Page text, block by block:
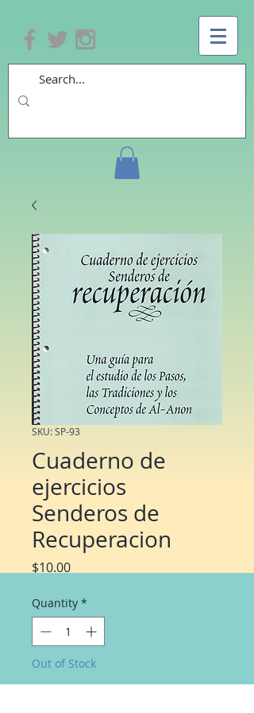
SKU: SP-93
Cuaderno de
ejercicios
Senderos de
Recuperacion
$10.00Price
Quantity *
Out of Stock